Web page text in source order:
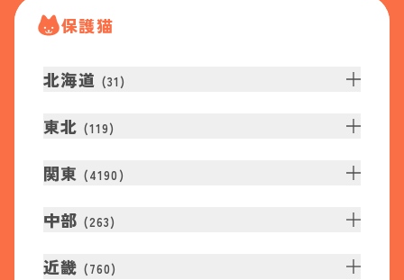
保護猫
北海道 (31 )
東北 (119)
関東 (4190 )
中部 (263)
近畿 (760)